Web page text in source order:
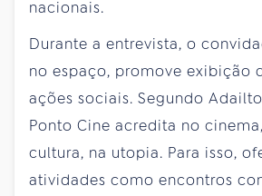
nacionais.
Durante a entrevista, o
no espaço, promove exibição
ações sociais. Segundo
Ponto Cine acredita no
cultura, na utopia. Para isso,
atividades como encontros